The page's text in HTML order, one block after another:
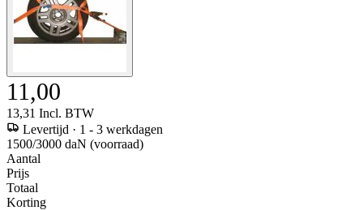
11,00
13,31 Incl. BTW
Levertijd · 1 - 3 werkdagen
1500/3000 daN (voorraad)
Aantal
Prijs
Totaal
Korting